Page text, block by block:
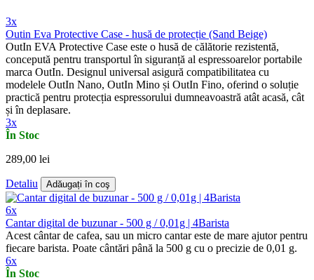
3x
Outin Eva Protective Case - husă de protecție (Sand Beige)
OutIn EVA Protective Case este o husă de călătorie rezistentă,
concepută pentru transportul în siguranță al espressoarelor portabile
marca OutIn. Designul universal asigură compatibilitatea cu
modelele OutIn Nano, OutIn Mino și OutIn Fino, oferind o soluție
practică pentru protecția espressorului dumneavoastră atât acasă, cât
și în deplasare.
3x
În Stoc
289,00 lei
Detaliu Adăugați în coş
6x
Cantar digital de buzunar - 500 g / 0,01g | 4Barista
Acest cântar de cafea, sau un micro cantar este de mare ajutor pentru
fiecare barista. Poate cântări până la 500 g cu o precizie de 0,01 g.
6x
În Stoc